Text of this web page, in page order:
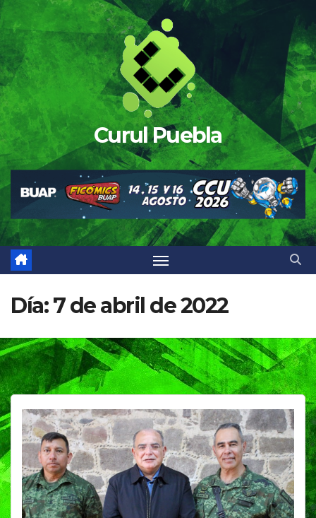
Saltar
al
contenido
Curul Puebla
Día:7 de abril de 2022